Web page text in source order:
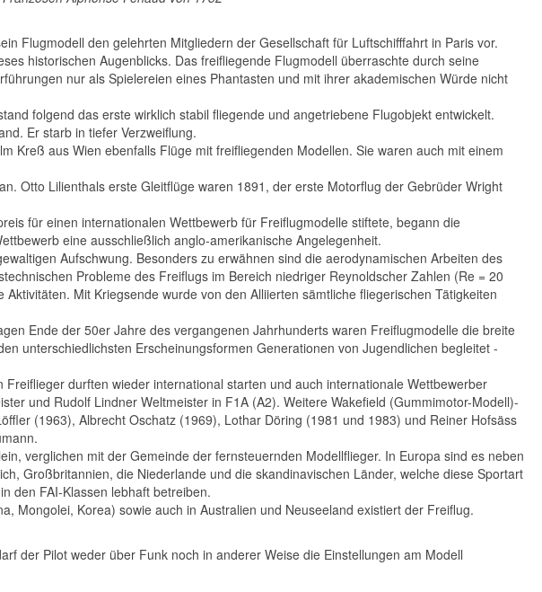
Flugmodell den gelehrten Mitgliedern der Gesellschaft für Luftschifffahrt in Paris vor.
historischen Augenblicks. Das freifliegende Flugmodell überraschte durch seine
nur als Spielereien eines Phantasten und mit ihrer akademischen Würde nicht
folgend das erste wirklich stabil fliegende und angetriebene Flugobjekt entwickelt.
Er starb in tiefer Verzweiflung.
Kreß aus Wien ebenfalls Flüge mit freifliegenden Modellen. Sie waren auch mit einem
Otto Lilienthals erste Gleitflüge waren 1891, der erste Motorflug der Gebrüder Wright
für einen internationalen Wettbewerb für Freiflugmodelle stiftete, begann die
eine ausschließlich anglo-amerikanische Angelegenheit.
Aufschwung. Besonders zu erwähnen sind die aerodynamischen Arbeiten des
Probleme des Freiflugs im Bereich niedriger Reynoldscher Zahlen (Re = 20
Mit Kriegsende wurde von den Alliierten sämtliche fliegerischen Tätigkeiten
Ende der 50er Jahre des vergangenen Jahrhunderts waren Freiflugmodelle die breite
unterschiedlichsten Erscheinungsformen Generationen von Jugendlichen begleitet -
durften wieder international starten und auch internationale Wettbewerber
und Rudolf Lindner Weltmeister in F1A (A2). Weitere Wakefield (Gummimotor-Modell)-
(1963), Albrecht Oschatz (1969), Lothar Döring (1981 und 1983) und Reiner Hofsäss
verglichen mit der Gemeinde der fernsteuernden Modellflieger. In Europa sind es neben
Großbritannien, die Niederlande und die skandinavischen Länder, welche diese Sportart
den FAI-Klassen lebhaft betreiben.
Mongolei, Korea) sowie auch in Australien und Neuseeland existiert der Freiflug.
der Pilot weder über Funk noch in anderer Weise die Einstellungen am Modell